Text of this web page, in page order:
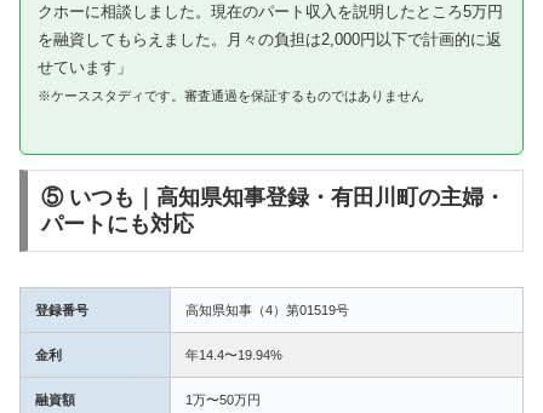
クホーに相談しました。現在のパート収入を説明したところ5万円
を融資してもらえました。月々の負担は2,000円以下で計画的に返
せています」
※ケーススタディです。審査通過を保証するものではありません
⑤ いつも｜高知県知事登録・有田川町の主婦・
パートにも対応
登録番号 高知県知事（4）第01519号
金利 年14.4〜19.94%
融資額 1万〜50万円